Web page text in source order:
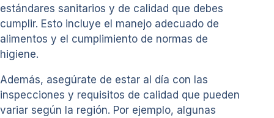
estándares sanitarios y de calidad que debes
cumplir. Esto incluye el manejo adecuado de
alimentos y el cumplimiento de normas de
higiene.
Además, asegúrate de estar al día con las
inspecciones y requisitos de calidad que pueden
variar según la región. Por ejemplo, algunas